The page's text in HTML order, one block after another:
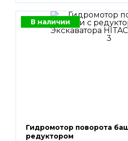
В наличии
Гидромотор поворота
редуктором